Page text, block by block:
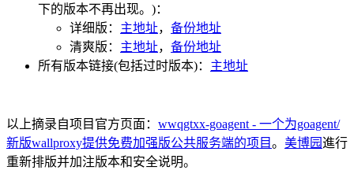
下的版本不再出现。)：
详细版： 主地址， 备份地址
清爽版： 主地址， 备份地址
所有版本链接(包括过时版本)： 主地址
以上摘录自项目官方页面： wwqgtxx-goagent - 一个为goagent/
新版wallproxy提供免费加强版公共服务端的项目。 美博园 進行
重新排版并加注版本和安全说明。